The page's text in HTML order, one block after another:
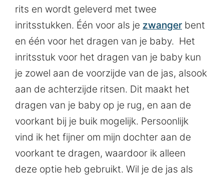
rits en wordt geleverd met twee
inritsstukken. Één voor als je zwanger bent
en één voor het dragen van je baby. Het
inritsstuk voor het dragen van je baby kun
je zowel aan de voorzijde van de jas, alsook
aan de achterzijde ritsen. Dit maakt het
dragen van je baby op je rug, en aan de
voorkant bij je buik mogelijk. Persoonlijk
vind ik het fijner om mijn dochter aan de
voorkant te dragen, waardoor ik alleen
deze optie heb gebruikt. Wil je de jas als